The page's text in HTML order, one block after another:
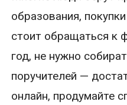
образования,
стоит обращаться к
год, не нужно
поручителей —
онлайн, продумайте